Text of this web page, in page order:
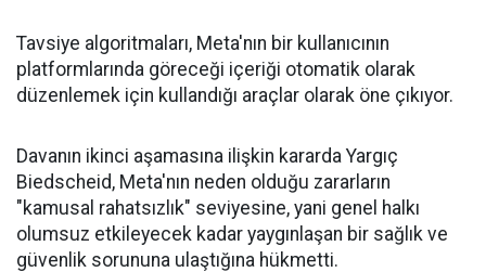
Tavsiye algoritmaları, Meta'nın bir kullanıcının
platformlarında göreceği içeriği otomatik olarak
düzenlemek için kullandığı araçlar olarak öne çıkıyor.
Davanın ikinci aşamasına ilişkin kararda Yargıç
Biedscheid, Meta'nın neden olduğu zararların
"kamusal rahatsızlık" seviyesine, yani genel halkı
olumsuz etkileyecek kadar yaygınlaşan bir sağlık ve
güvenlik sorununa ulaştığına hükmetti.